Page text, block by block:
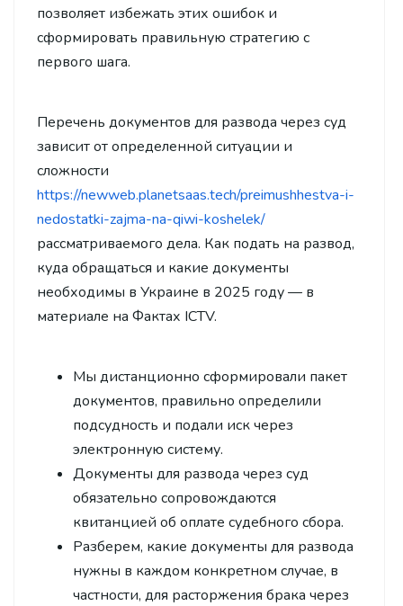
позволяет избежать этих ошибок и
сформировать правильную стратегию с
первого шага.
Перечень документов для развода через суд
зависит от определенной ситуации и
сложности
https://newweb.planetsaas.tech/preimushhestva-i-
nedostatki-zajma-na-qiwi-koshelek/
рассматриваемого дела. Как подать на развод,
куда обращаться и какие документы
необходимы в Украине в 2025 году — в
материале на Фактах ICTV.
Мы дистанционно сформировали пакет
документов, правильно определили
подсудность и подали иск через
электронную систему.
Документы для развода через суд
обязательно сопровождаются
квитанцией об оплате судебного сбора.
Разберем, какие документы для развода
нужны в каждом конкретном случае, в
частности, для расторжения брака через